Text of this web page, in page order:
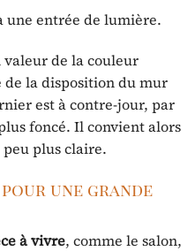
entrée de lumière.
valeur de la couleur
de la disposition du mur
est à contre-jour, par
foncé. Il convient alors
plus claire.
pour une grande
à vivre, comme le salon,